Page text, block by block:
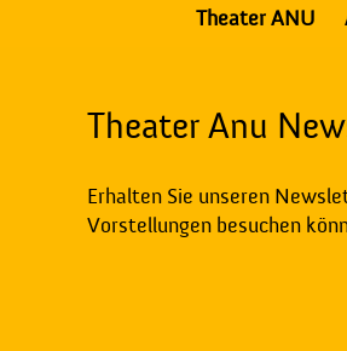
Theater ANU
Theater Anu
Erhalten Sie unseren
Vorstellungen besuchen